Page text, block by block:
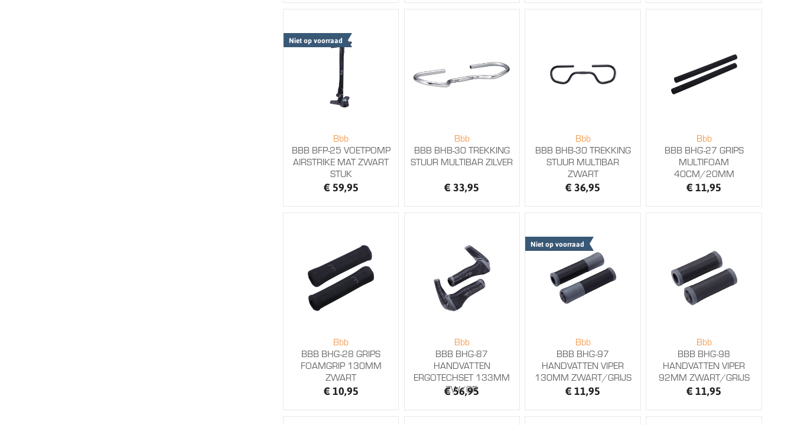
Bbb
BBB BFP-25 VOETPOMP
AIRSTRIKE MAT ZWART
STUK
€ 59,95
Niet op voorraad
Bbb
BBB BHB-30 TREKKING
STUUR MULTIBAR ZILVER
€ 33,95
Bbb
BBB BHB-30 TREKKING
STUUR MULTIBAR
ZWART
€ 36,95
Bbb
BBB BHG-27 GRIPS
MULTIFOAM
40CM/20MM
€ 11,95
Bbb
BBB BHG-28 GRIPS
FOAMGRIP 130MM
ZWART
€ 10,95
Bbb
BBB BHG-87
HANDVATTEN
ERGOTECHSET 133MM
ZW/GR
€ 56,95
Bbb
BBB BHG-97
HANDVATTEN VIPER
130MM ZWART/GRIJS
€ 11,95
Niet op voorraad
Bbb
BBB BHG-98
HANDVATTEN VIPER
92MM ZWART/GRIJS
€ 11,95